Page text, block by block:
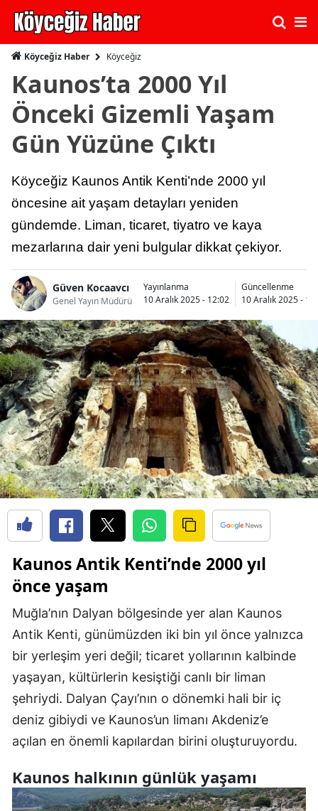
Köyceğiz Haber Köyceğiz
Kaunos’ta 2000 Yıl
Önceki Gizemli Yaşam
Gün Yüzüne Çıktı
Köyceğiz Kaunos Antik Kenti’nde 2000 yıl
öncesine ait yaşam detayları yeniden
gündemde. Liman, ticaret, tiyatro ve kaya
mezarlarına dair yeni bulgular dikkat çekiyor.
Güven Kocaavcı
Genel Yayın Müdürü
Yayınlanma
10 Aralık 2025 - 12:02
Güncellenme
10 Aralık 2025 -
Kaunos Antik Kenti’nde 2000 yıl
önce yaşam
Muğla’nın Dalyan bölgesinde yer alan Kaunos
Antik Kenti, günümüzden iki bin yıl önce yalnızca
bir yerleşim yeri değil; ticaret yollarının kalbinde
yaşayan, kültürlerin kesiştiği canlı bir liman
şehriydi. Dalyan Çayı’nın o dönemki hali bir iç
deniz gibiydi ve Kaunos’un limanı Akdeniz’e
açılan en önemli kapılardan birini oluşturuyordu.
Kaunos halkının günlük yaşamı